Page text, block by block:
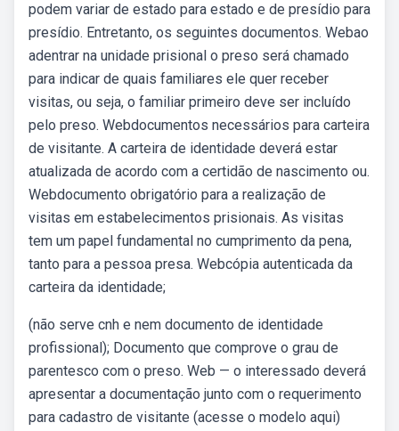
podem variar de estado para estado e de presídio para
presídio. Entretanto, os seguintes documentos. Webao
adentrar na unidade prisional o preso será chamado
para indicar de quais familiares ele quer receber
visitas, ou seja, o familiar primeiro deve ser incluído
pelo preso. Webdocumentos necessários para carteira
de visitante. A carteira de identidade deverá estar
atualizada de acordo com a certidão de nascimento ou.
Webdocumento obrigatório para a realização de
visitas em estabelecimentos prisionais. As visitas
tem um papel fundamental no cumprimento da pena,
tanto para a pessoa presa. Webcópia autenticada da
carteira da identidade;
(não serve cnh e nem documento de identidade
profissional); Documento que comprove o grau de
parentesco com o preso. Web — o interessado deverá
apresentar a documentação junto com o requerimento
para cadastro de visitante (acesse o modelo aqui)